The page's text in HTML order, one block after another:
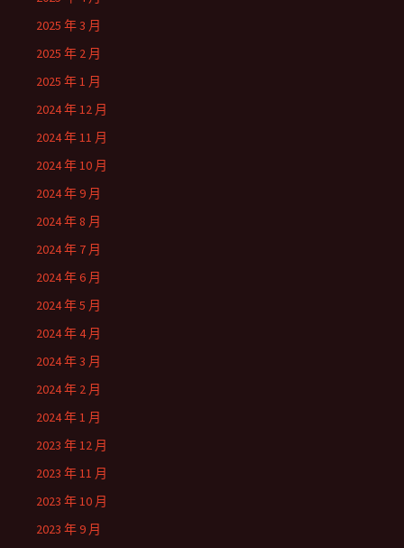
2025 年 3 月
2025 年 2 月
2025 年 1 月
2024 年 12 月
2024 年 11 月
2024 年 10 月
2024 年 9 月
2024 年 8 月
2024 年 7 月
2024 年 6 月
2024 年 5 月
2024 年 4 月
2024 年 3 月
2024 年 2 月
2024 年 1 月
2023 年 12 月
2023 年 11 月
2023 年 10 月
2023 年 9 月